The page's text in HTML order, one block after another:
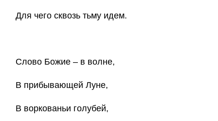
Для чего сквозь тьму идем.
Слово Божие – в волне,
В прибывающей Луне,
В воркованьи голубей,